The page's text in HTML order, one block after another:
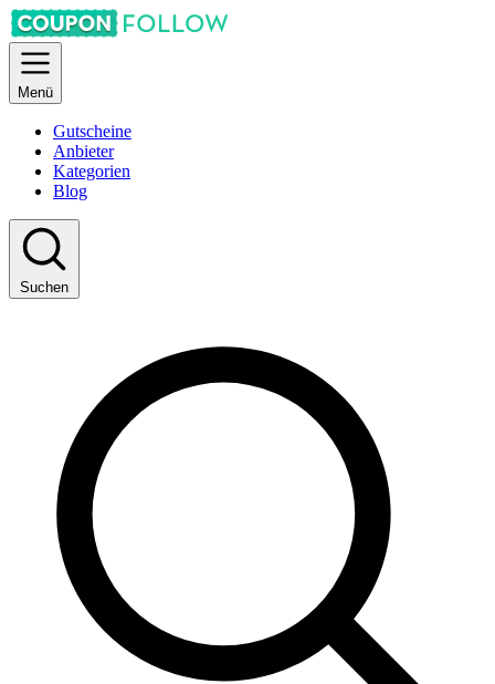
Menü
Gutscheine
Anbieter
Kategorien
Blog
Suchen